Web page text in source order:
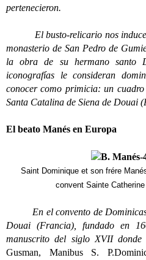
pertenecieron.
El busto-relicario nos induce a
monasterio de San Pedro de
la obra de su hermano santo
iconografías le consideran
conocer como primicia: un
Santa Catalina de Siena de Douai
El beato Manés en Europa
Saint Dominique et son frére
convent Sainte
En el convento de Dominicas
Douai (Francia), fundado en
manuscrito del siglo XVII
Gusman, Manibus S.